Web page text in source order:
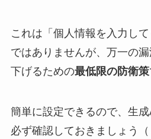
これは「個人情報を入力し
ではありませんが、万一の
下げるための最低限の防衛策
簡単に設定できるので、生
必ず確認しておきましょう